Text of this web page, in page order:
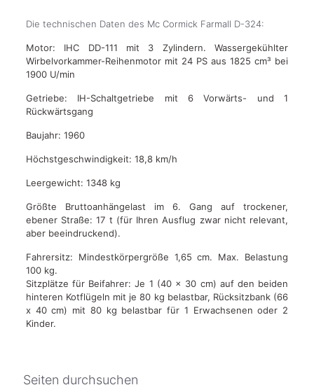
Die technischen Daten des Mc Cormick Farmall D-324:
Motor: IHC DD-111 mit 3 Zylindern. Wassergekühlter
Wirbelvorkammer-Reihenmotor mit 24 PS aus 1825 cm³ bei
1900 U/min
Getriebe: IH-Schaltgetriebe mit 6 Vorwärts- und 1
Rückwärtsgang
Baujahr: 1960
Höchstgeschwindigkeit: 18,8 km/h
Leergewicht: 1348 kg
Größte Bruttoanhängelast im 6. Gang auf trockener,
ebener Straße: 17 t (für Ihren Ausflug zwar nicht relevant,
aber beeindruckend).
Fahrersitz: Mindestkörpergröße 1,65 cm. Max. Belastung
100 kg.
Sitzplätze für Beifahrer: Je 1 (40 x 30 cm) auf den beiden
hinteren Kotflügeln mit je 80 kg belastbar, Rücksitzbank (66
x 40 cm) mit 80 kg belastbar für 1 Erwachsenen oder 2
Kinder.
Seiten durchsuchen